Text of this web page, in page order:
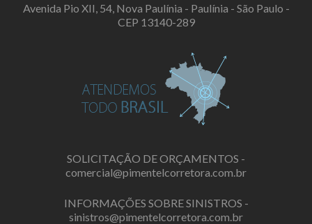
Avenida Pio XII, 54, Nova Paulínia - Paulínia - São Paulo -
CEP 13140-289
SOLICITAÇÃO DE ORÇAMENTOS -
comercial@pimentelcorretora.com.br
INFORMAÇÕES SOBRE SINISTROS -
sinistros@pimentelcorretora.com.br